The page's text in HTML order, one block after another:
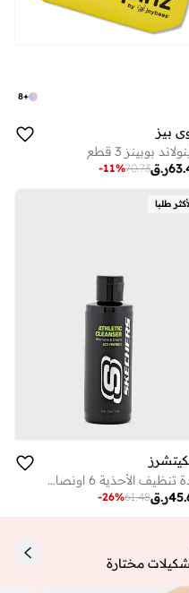
+
8
بيز
بوبينز 3 قطع
ر.ق70.73
-11%
طلبا
عدة تنظيف الأحذية 6 اونصات سائلة
ر.ق61.48
-26%